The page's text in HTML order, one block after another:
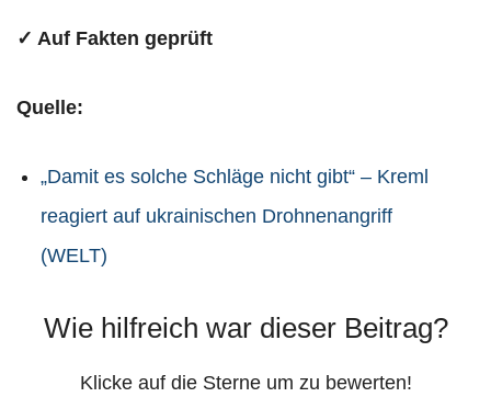
✓ Auf Fakten geprüft
Quelle:
„Damit es solche Schläge nicht gibt“ – Kreml
reagiert auf ukrainischen Drohnenangriff
(WELT)
Wie hilfreich war dieser Beitrag?
Klicke auf die Sterne um zu bewerten!